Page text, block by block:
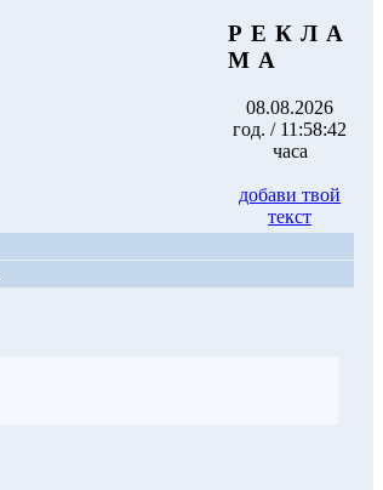
Р Е К Л А
М А
08.08.2026
год. / 11:58:42
часа
добави твой
текст